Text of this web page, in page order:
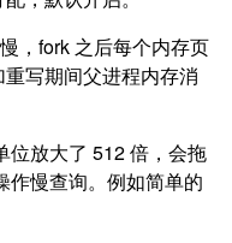
，fork 之后每个内存页
写期间父进程内存消
位放大了 512 倍，会拖
作慢查询。例如简单的